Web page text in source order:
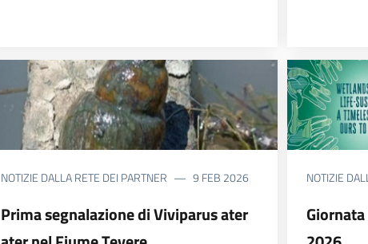
NOTIZIE DALLA RETE DEI PARTNER 9 FEB 2026
Prima segnalazione di Viviparus ater
NOTIZIE